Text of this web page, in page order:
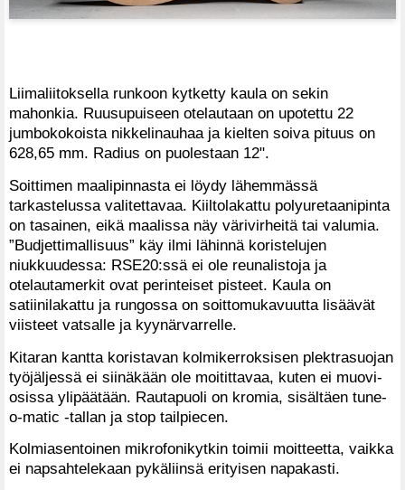
Liimaliitoksella runkoon kytketty kaula on sekin
mahonkia. Ruusupuiseen otelautaan on upotettu 22
jumbokokoista nikkelinauhaa ja kielten soiva pituus on
628,65 mm. Radius on puolestaan 12".
Soittimen maalipinnasta ei löydy lähemmässä
tarkastelussa valitettavaa. Kiiltolakattu polyuretaanipinta
on tasainen, eikä maalissa näy värivirheitä tai valumia.
”Budjettimallisuus” käy ilmi lähinnä koristelujen
niukkuudessa: RSE20:ssä ei ole reunalistoja ja
otelautamerkit ovat perinteiset pisteet. Kaula on
satiinilakattu ja rungossa on soittomukavuutta lisäävät
viisteet vatsalle ja kyynärvarrelle.
Kitaran kantta koristavan kolmikerroksisen plektrasuojan
työjäljessä ei siinäkään ole moitittavaa, kuten ei muovi­
osissa ylipäätään. Rautapuoli on kromia, sisältäen tune-
o-matic -tallan ja stop tailpiecen.
Kolmiasentoinen mikrofonikytkin toimii moitteetta, vaikka
ei napsahtelekaan pykäliinsä erityisen napakasti.